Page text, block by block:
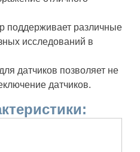
поддерживает различные
исследований в
датчиков позволяет не
датчиков.